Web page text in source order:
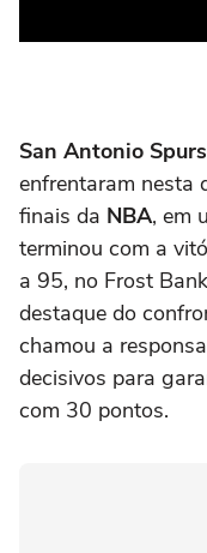
San Antonio Spurs
enfrentaram nesta
finais da NBA, em
terminou com a
a 95, no Frost
destaque do
chamou a
decisivos para
com 30 pontos.